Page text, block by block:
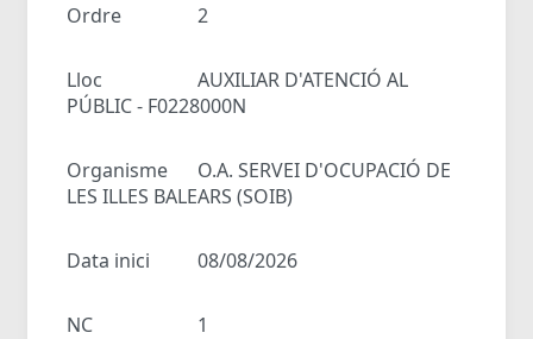
Ordre 2
Lloc
AUXILIAR D'ATENCIÓ AL
PÚBLIC - F0228000N
Organisme
O.A. SERVEI D'OCUPACIÓ DE
LES ILLES BALEARS (SOIB)
Data inici 08/08/2026
NC 1